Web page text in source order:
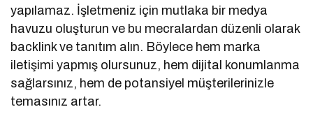
yapılamaz. İşletmeniz için mutlaka bir medya
havuzu oluşturun ve bu mecralardan düzenli olarak
backlink ve tanıtım alın. Böylece hem marka
iletişimi yapmış olursunuz, hem dijital konumlanma
sağlarsınız, hem de potansiyel müşterilerinizle
temasınız artar.